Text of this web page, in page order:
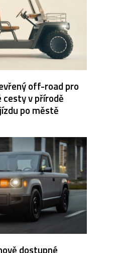
off-road pro
cesty v přírodě
po městě
dostupné